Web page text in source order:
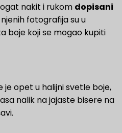
nakit i rukom dopisani
njenih fotografija su u
boje koji se mogao kupiti
je opet u halijni svetle boje,
nalik na jajaste bisere na